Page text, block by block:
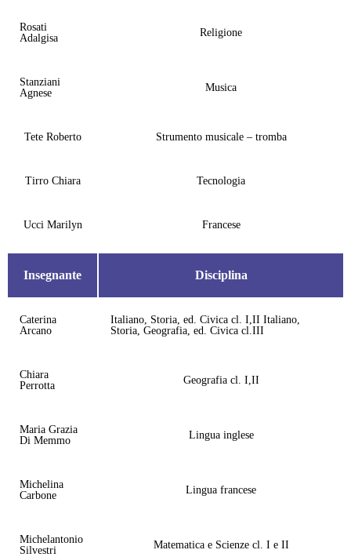
Rosati
Adalgisa
Religione
Stanziani
Agnese
Musica
Tete Roberto Strumento musicale – tromba
Tirro Chiara Tecnologia
Ucci Marilyn Francese
Insegnante Disciplina
Caterina
Arcano
Italiano, Storia, ed. Civica cl. I,II Italiano,
Storia, Geografia, ed. Civica cl.III
Chiara
Perrotta
Geografia cl. I,II
Maria Grazia
Di Memmo
Lingua inglese
Michelina
Carbone
Lingua francese
Michelantonio
Silvestri
Matematica e Scienze cl. I e II